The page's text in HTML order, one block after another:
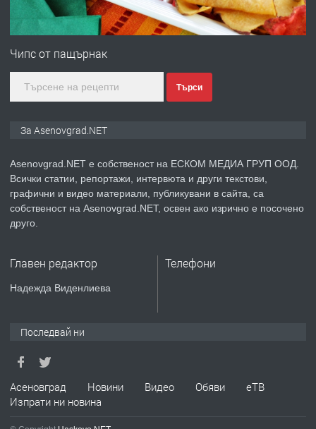
ПРЕДЛАГА
Професионална зеленчукорезачка
преди 2 години
ПРЕДЛАГА
Давам индивидуалани уроци по
ремонт на покриви
ПРЕДЛАГА
Пликове - СКОРПИОПЛАСТ
Чипс от пащърнак
Търси
За Asenovgrad.NET
Asenovgrad.NET е собственост на ЕСКОМ МЕДИА ГРУП ООД.
Всички статии, репортажи, интервюта и други текстови,
графични и видео материали, публикувани в сайта, са
собственост на Asenovgrad.NET, освен ако изрично е посочено
друго.
Главен редактор
Надежда Виденлиева
Телефони
Последвай ни
Асеновград Новини Видео Обяви
еТВ
Изпрати ни новина